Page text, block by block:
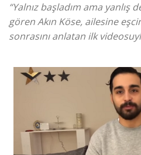
“Yalnız başladım ama
gören Akın Köse, ailesine
sonrasını anlatan ilk